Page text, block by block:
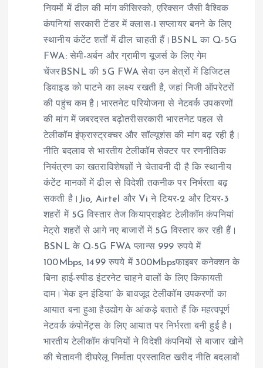
नियमों में ढील की मांग कीसिस्को, एरिक्सन जैसी वैश्विक
कंपनियां सरकारी टेंडर में क्लास-1 सप्लायर बनने के लिए
स्थानीय कंटेंट शर्तों में ढील चाहती हैं।BSNL का Q-5G
FWA: सेमी-अर्बन और ग्रामीण यूजर्स के लिए गेम
चेंजरBSNL की 5G FWA सेवा उन क्षेत्रों में डिजिटल
डिवाइड को पाटने का लक्ष्य रखती है, जहां निजी ऑपरेटरों
की पहुंच कम है।भारतनेट परियोजना से नेटवर्क उपकरणों
की मांग में जबरदस्त बढ़ोतरीसरकारी भारतनेट पहल से
टेलीकॉम इंफ्रास्ट्रक्चर और सॉल्यूशंस की मांग बढ़ रही है।
नीति बदलाव से भारतीय टेलीकॉम सेक्टर पर रणनीतिक
नियंत्रण का खतराविशेषज्ञों ने चेतावनी दी है कि स्थानीय
कंटेंट मानकों में ढील से विदेशी तकनीक पर निर्भरता बढ़
सकती है।Jio, Airtel और Vi ने टियर-2 और टियर-3
शहरों में 5G विस्तार तेज कियाप्राइवेट टेलीकॉम कंपनियां
मेट्रो शहरों से आगे नए बाजारों में 5G विस्तार कर रही हैं।
BSNL के Q-5G FWA प्लान्स 999 रुपये में
100Mbps, 1499 रुपये में 300Mbpsफाइबर कनेक्शन के
बिना हाई-स्पीड इंटरनेट चाहने वालों के लिए किफायती
दाम।‘मेक इन इंडिया’ के बावजूद टेलीकॉम उपकरणों का
आयात बना हुआ हैउद्योग के आंकड़े बताते हैं कि महत्वपूर्ण
नेटवर्क कंपोनेंट्स के लिए आयात पर निर्भरता बनी हुई है।
भारतीय टेलीकॉम कंपनियों ने विदेशी कंपनियों से बाजार खोने
की चेतावनी दीघरेलू निर्माता प्रस्तावित खरीद नीति बदलावों